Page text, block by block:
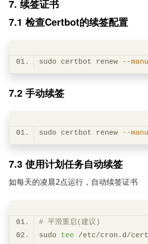
7. 续签证书
7.1 检查Certbot的续签配置
sudo certbot renew --
7.2 手动续签
sudo certbot renew --
7.3 使用计划任务自动续签
如每天的凌晨2点运行，自动续签证书
# 平滑重启(建议)
sudo tee /etc/cron.d/